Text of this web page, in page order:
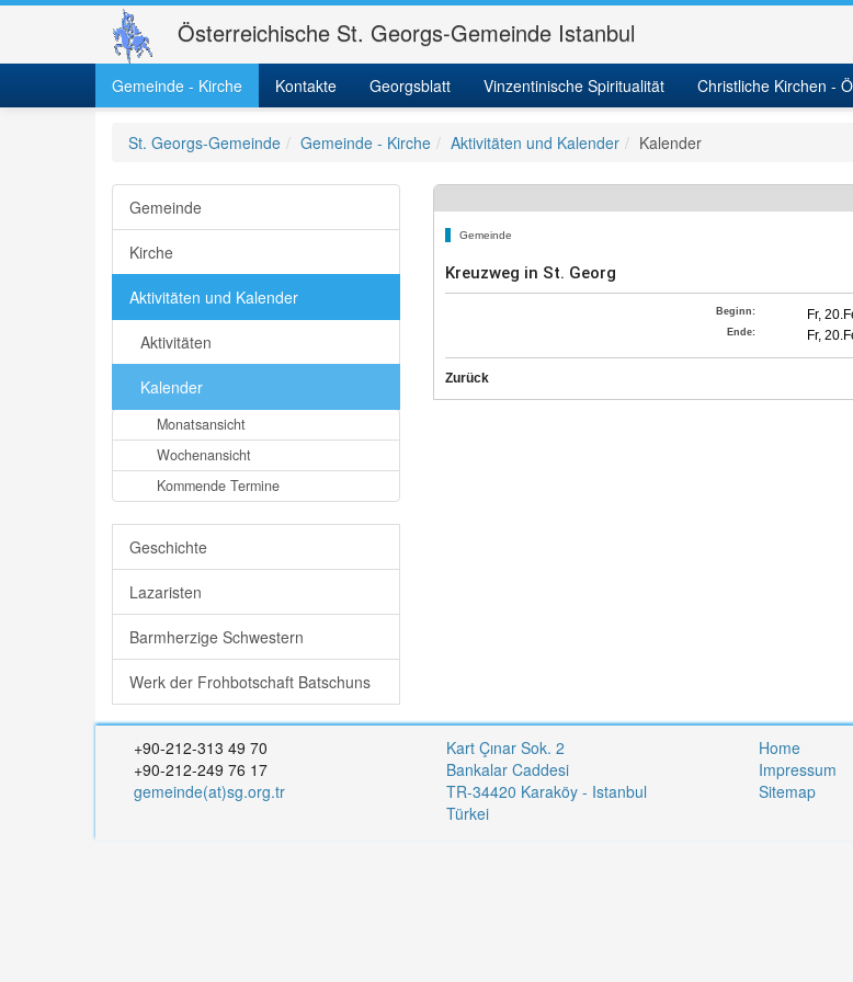
Österreichische St. Georgs-Gemeinde Istanbul
Gemeinde - Kirche Kontakte Georgsblatt Vinzentinische Spiritualität Christliche Kirchen -
St. Georgs-Gemeinde Gemeinde - Kirche Aktivitäten und Kalender Kalender
Gemeinde
Kirche
Aktivitäten und Kalender
Aktivitäten
Kalender
Monatsansicht
Wochenansicht
Kommende Termine
Geschichte
Lazaristen
Barmherzige Schwestern
Werk der Frohbotschaft Batschuns
Gemeinde
Kreuzweg in St. Georg
Beginn: Fr,
Ende: Fr,
Zurück
+90-212-313 49 70
+90-212-249 76 17
gemeinde(at)sg.org.tr
Kart Çınar Sok. 2
Bankalar Caddesi
TR-34420 Karaköy - Istanbul
Türkei
Home
Impressum
Sitemap